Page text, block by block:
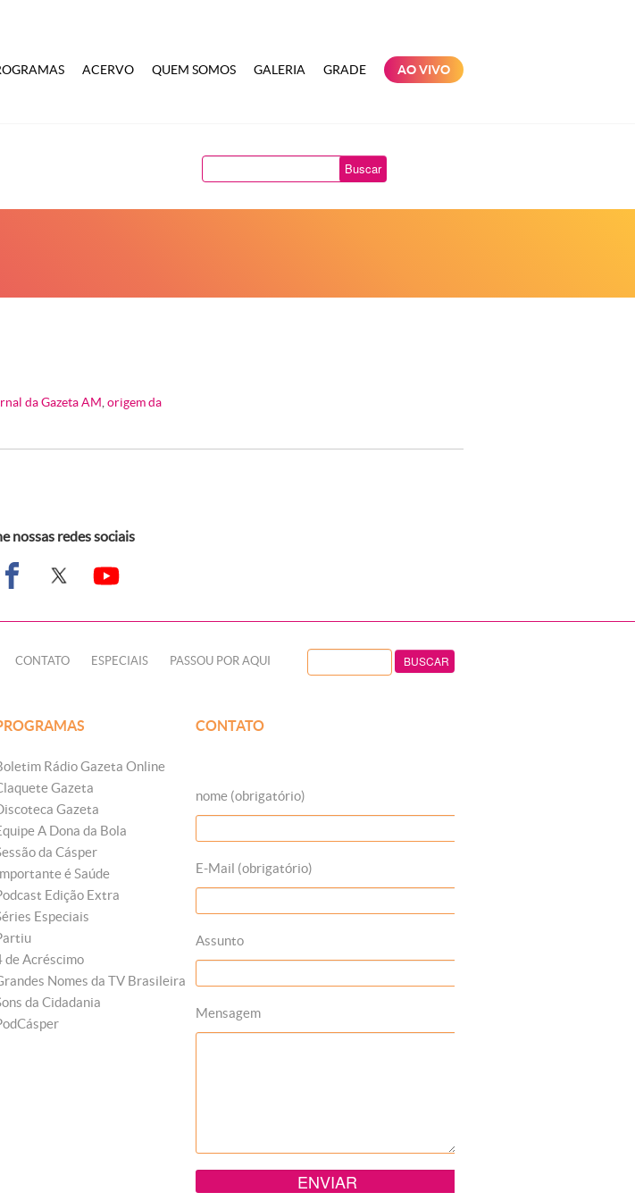
ACERVO QUEM SOMOS GALERIA GRADE AO VIVO
Buscar
da Gazeta AM ,origem da
nossas redes sociais
CONTATO ESPECIAIS PASSOU POR AQUI
Rádio Gazeta Online
Gazeta
Gazeta
A Dona da Bola
da Cásper
é Saúde
Edição Extra
Especiais
de Acréscimo
Nomes da TV Brasileira
da Cidadania
CONTATO
nome (obrigatório)
E-Mail (obrigatório)
Assunto
Mensagem